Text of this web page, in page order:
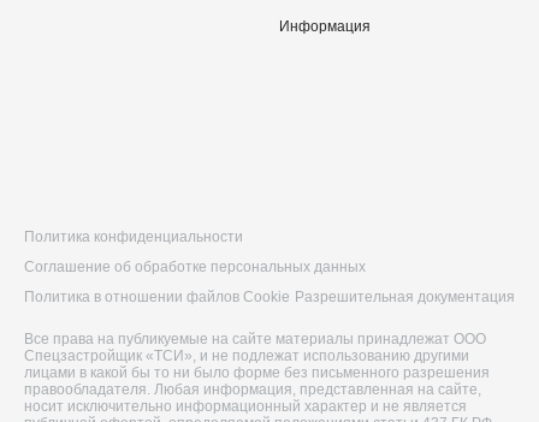
Информация
Политика конфиденциальности
Соглашение об обработке персональных данных
Политика в отношении файлов Cookie Разрешительная документация
Все права на публикуемые на сайте материалы принадлежат ООО
Спецзастройщик «ТСИ», и не подлежат использованию другими
лицами в какой бы то ни было форме без письменного разрешения
правообладателя. Любая информация, представленная на сайте,
носит исключительно информационный характер и не является